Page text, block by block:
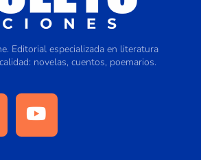
Editorial especializada en literatura
novelas, cuentos, poemarios.